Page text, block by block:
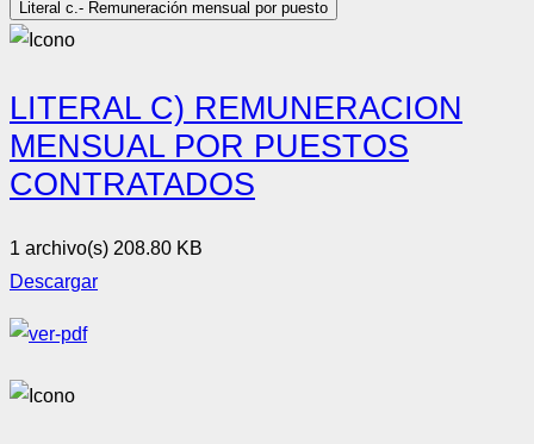
Literal c.- Remuneración mensual por puesto
LITERAL C) REMUNERACION
MENSUAL POR PUESTOS
CONTRATADOS
1 archivo(s) 208.80 KB
Descargar